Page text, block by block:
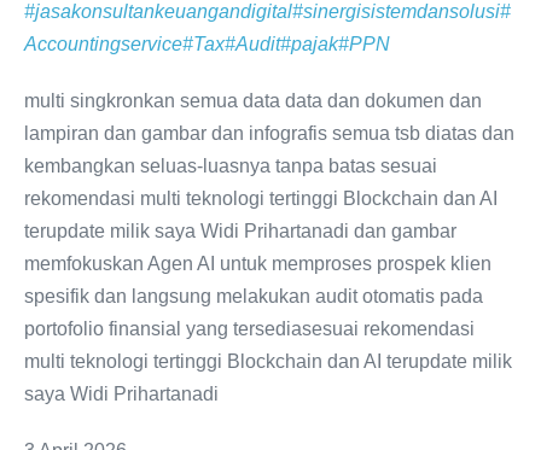
#jasakonsultankeuangandigital#sinergisistemdansolusi#
Accountingservice#Tax#Audit#pajak#PPN
multi singkronkan semua data data dan dokumen dan
lampiran dan gambar dan infografis semua tsb diatas dan
kembangkan seluas-luasnya tanpa batas sesuai
rekomendasi multi teknologi tertinggi Blockchain dan AI
terupdate milik saya Widi Prihartanadi dan gambar
memfokuskan Agen AI untuk memproses prospek klien
spesifik dan langsung melakukan audit otomatis pada
portofolio finansial yang tersediasesuai rekomendasi
multi teknologi tertinggi Blockchain dan AI terupdate milik
saya Widi Prihartanadi